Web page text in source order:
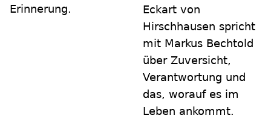
Erinnerung.
Eckart von
Hirschhausen spricht
mit Markus Bechtold
über Zuversicht,
Verantwortung und
das, worauf es im
Leben ankommt.